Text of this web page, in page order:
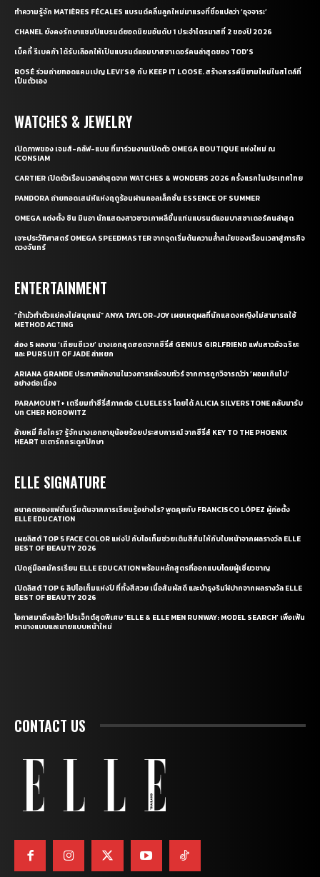
ทำความรู้จัก MATIÈRES FÉCALES แบรนด์คลื่นลูกใหม่มาแรงที่ชื่อแปลว่า ‘อุจจาระ’
CHANEL ยังคงรักษาแชมป์แบรนด์ยอดนิยมอันดับ 1 ประจำไตรมาสที่ 2 ของปี 2026
เบ็คกี้ รีเบคก้า ได้รับเลือกให้เป็นแบรนด์แอมบาสซาเดอร์คนล่าสุดของ TOD’S
ROSÉ ร่วมถ่ายทอดแคมเปญ LEVI’S® กับ KEEP IT LOOSE. สร้างสรรค์นิยามใหม่ในสไตล์ที่
เป็นตัวเอง
WATCHES & JEWELRY
เปิดภาพของ เจมส์-กลัฟ-แบม ที่มาร่วมงานเปิดตัว OMEGA BOUTIQUE แห่งใหม่ ณ
ICONSIAM
CARTIER เปิดตัวเรือนเวลาล่าสุดจาก WATCHES & WONDERS 2026 ครั้งแรกในประเทศไทย
PANDORA ถ่ายทอดเสน่ห์แห่งฤดูร้อนผ่านคอลเล็กชั่น ESSENCE OF SUMMER
OMEGA แต่งตั้ง ชิน มินอา นักแสดงสาวชาวเกาหลีขึ้นแท่นแบรนด์แอมบาสซาเดอร์คนล่าสุด
เจาะประวัติศาสตร์ OMEGA SPEEDMASTER จากจุดเริ่มต้นความล้ำสมัยของเรือนเวลาสู่ภารกิจ
ดวงจันทร์
ENTERTAINMENT
“ถ้ามัวทำตัวแย่คงไม่สนุกแน่” ANYA TAYLOR-JOY เผยเหตุผลที่นักแสดงหญิงไม่สามารถใช้
METHOD ACTING
ส่อง 5 ผลงาน ‘เถียนซีเวย’ นางเอกสุดฮอตจากซีรี่ส์ GENIUS GIRLFRIEND แฟนสาวอัจฉริยะ
และ PURSUIT OF JADE ล่าหยก
ARIANA GRANDE ประกาศพักงานในวงการหลังจบทัวร์ จากการถูกวิจารณ์ว่า ‘ผอมเกินไป’
อย่างต่อเนื่อง
PARAMOUNT+ เตรียมทำซีรี่ส์ภาคต่อ CLUELESS โดยได้ ALICIA SILVERSTONE กลับมารับ
บท CHER HOROWITZ
อ้ายหมี่ คือใคร? รู้จักนางเอกอายุน้อยร้อยประสบการณ์ จากซีรี่ส์ KEY TO THE PHOENIX
HEART ชะตารักกระดูกปักษา
ELLE SIGNATURE
อนาคตของแฟชั่นเริ่มต้นจากการเรียนรู้อย่างไร? พูดคุยกับ FRANCISCO LÓPEZ ผู้ก่อตั้ง
ELLE EDUCATION
เผยลิสต์ TOP 5 FACE COLOR แห่งปี กับไอเท็มช่วยเติมสีสันให้กับใบหน้าจากผลรางวัล ELLE
BEST OF BEAUTY 2026
เปิดคู่มือสมัครเรียน ELLE EDUCATION พร้อมหลักสูตรที่ออกแบบโดยผู้เชี่ยวชาญ
เปิดลิสต์ TOP 6 ลิปไอเท็มแห่งปี ที่ทั้งสีสวย เนื้อสัมผัสดี และบำรุงริมฝีปากจากผลรางวัล ELLE
BEST OF BEAUTY 2026
โอกาสมาถึงแล้ว! โปรเจ็กต์สุดพิเศษ ‘ELLE & ELLE MEN RUNWAY: MODEL SEARCH’ เพื่อเฟ้น
หานางแบบและนายแบบหน้าใหม่
CONTACT US